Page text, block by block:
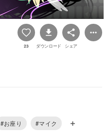
23 ダウンロード シェア
#お座り #マイク